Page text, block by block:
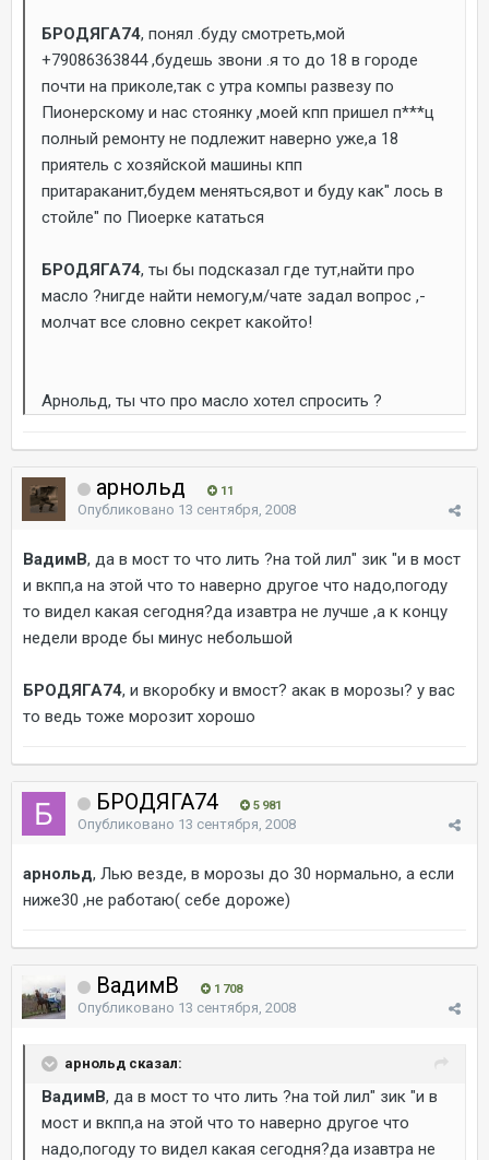
БРОДЯГА74, понял .буду смотреть,мой
+79086363844 ,будешь звони .я то до 18 в городе
почти на приколе,так с утра компы развезу по
Пионерскому и нас стоянку ,моей кпп пришел п***ц
полный ремонту не подлежит наверно уже,а 18
приятель с хозяйской машины кпп
притараканит,будем меняться,вот и буду как" лось в
стойле" по Пиоерке кататься
БРОДЯГА74, ты бы подсказал где тут,найти про
масло ?нигде найти немогу,м/чате задал вопрос ,-
молчат все словно секрет какойто!
Арнольд, ты что про масло хотел спросить ?
арнольд 11
Опубликовано 13 сентября, 2008
ВадимВ, да в мост то что лить ?на той лил" зик "и в мост
и вкпп,а на этой что то наверно другое что надо,погоду
то видел какая сегодня?да изавтра не лучше ,а к концу
недели вроде бы минус небольшой
БРОДЯГА74, и вкоробку и вмост? акак в морозы? у вас
то ведь тоже морозит хорошо
БРОДЯГА74 5 981
Опубликовано 13 сентября, 2008
арнольд, Лью везде, в морозы до 30 нормально, а если
ниже30 ,не работаю( себе дороже)
ВадимВ 1 708
Опубликовано 13 сентября, 2008
арнольд сказал:
ВадимВ, да в мост то что лить ?на той лил" зик "и в
мост и вкпп,а на этой что то наверно другое что
надо,погоду то видел какая сегодня?да изавтра не